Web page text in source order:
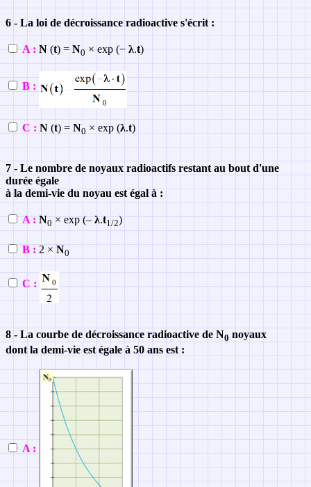
6 - La loi de décroissance radioactive s'écrit :
A : N (t) = N0 × exp (− λ.t)
B :
C : N (t) = N0 × exp (λ.t)
7 - Le nombre de noyaux radioactifs restant au bout d'une
durée égale
à la demi-vie du noyau est égal à :
A : N0 × exp (– λ.t1/2)
B : 2 × N0
C :
8 - La courbe de décroissance radioactive de N0 noyaux
dont la demi-vie est égale à 50 ans est :
A :